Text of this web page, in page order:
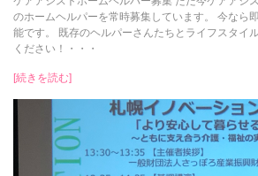
のホームヘルパーを常時募集しています。 今なら
能です。 既存のヘルパーさんたちとライフスタイ
ください！・・・
[続きを読む]